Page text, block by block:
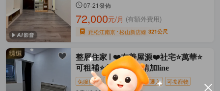
07-21發佈
72,000元/月 (有額外費用)
距松江南京 松山新店線 321公尺
整層住家
❤️友善屋源❤️社宅⭐萬華⭐
可租補⭐免仲介費⭐請加line
免服務費 社會住宅 隨時可遷入 可養寵物